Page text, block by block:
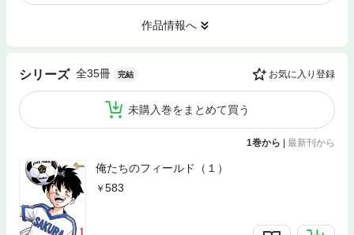
作品情報へ
シリーズ 全35冊 完結 お気に入り登録
未購入巻をまとめて買う
1巻から | 最新刊から
俺たちのフィールド（１）
583